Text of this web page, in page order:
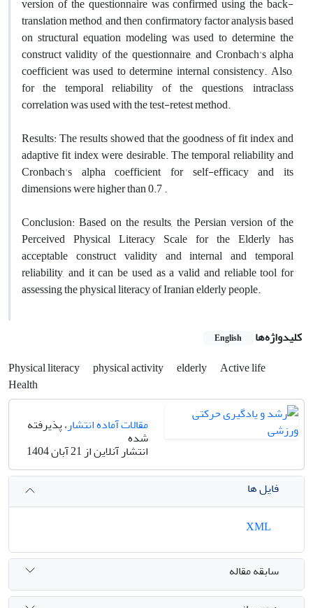
translation method, and then confirmatory factor analysis based
on structural equation modeling was used to determine the
construct validity of the questionnaire, and Cronbach's alpha
coefficient was used to determine internal consistency. Also,
for the temporal reliability of the questions, intraclass
correlation was used with the test-retest method.
Results: The results showed that the goodness of fit index and
adaptive fit index were desirable. The temporal reliability and
Cronbach's alpha coefficient for self-efficacy and its
dimensions were higher than 0.7 .
Conclusion: Based on the results, the Persian version of the
Perceived Physical Literacy Scale for the Elderly has
acceptable construct validity and internal and temporal
reliability, and it can be used as a valid and reliable tool for
assessing the physical literacy of Iranian elderly people.
کلیدواژه‌ها English
Physical literacy physical activity elderly
Active life
Health
مقالات آماده انتشار، پذیرفته
شده
انتشار آنلاین از 21 آبان 1404
فایل ها
سابقه مقاله